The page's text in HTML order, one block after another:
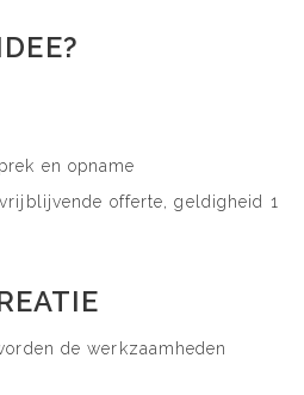
en opname
offerte, geldigheid 1
de werkzaamheden